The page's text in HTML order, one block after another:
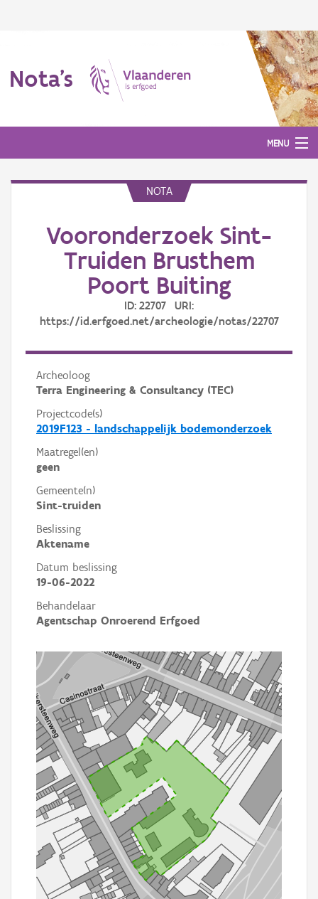
Nota's
MENU
Aanmelden
NOTA
Vooronderzoek Sint-
Truiden Brusthem
Poort Buiting
ID: 22707 URI:
https://id.erfgoed.net/archeologie/notas/22707
Archeoloog
Terra Engineering & Consultancy (TEC)
Projectcode(s)
2019F123 - landschappelijk bodemonderzoek
Maatregel(en)
geen
Gemeente(n)
Sint-truiden
Beslissing
Aktename
Datum beslissing
19-06-2022
Behandelaar
Agentschap Onroerend Erfgoed